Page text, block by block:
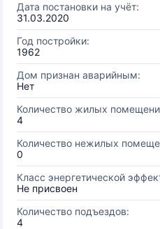
Дата постановки на учёт:
31.03.2020
Год постройки:
1962
Дом признан аварийным:
Нет
Количество жилых
4
Количество нежилых
0
Класс энергетической
Не присвоен
Количество подъездов:
4